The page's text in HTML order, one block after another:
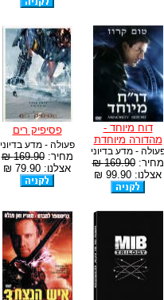
דוח מיוחד -
מהדורה מיוחדת
- מדע בדיוני
מחיר:169.90 ₪
אצלנו: 99.90 ₪
פסיפיק רים
פעולה - מדע בדיוני
מחיר:169.90 ₪
אצלנו: 79.90 ₪